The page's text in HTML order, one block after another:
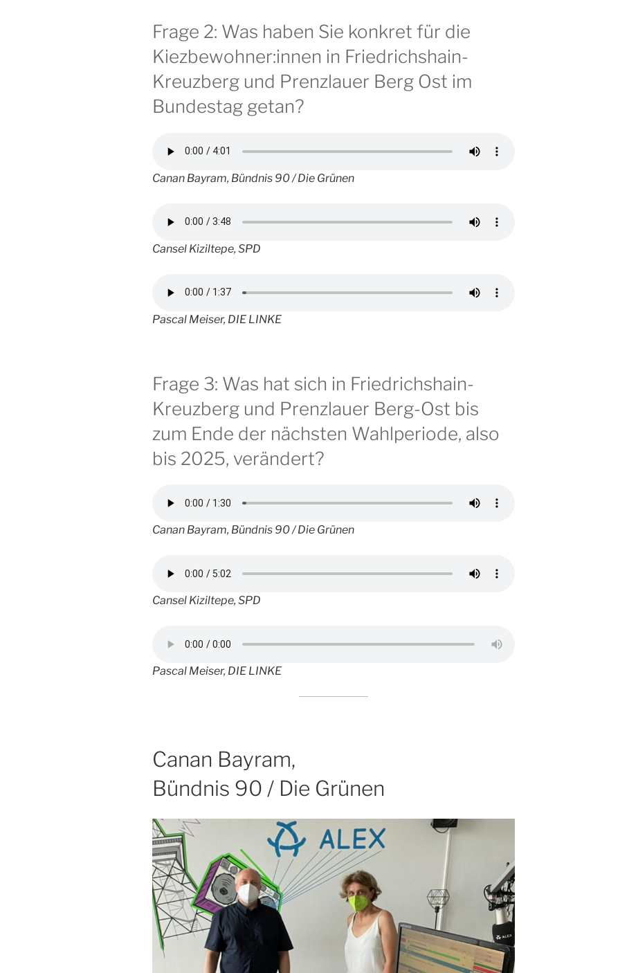
Frage 2: Was haben Sie konkret für die
Kiezbewohner:innen in Friedrichshain-
Kreuzberg und Prenzlauer Berg Ost im
Bundestag getan?
Canan Bayram, Bündnis 90 / Die Grünen
Cansel Kiziltepe, SPD
Pascal Meiser, DIE LINKE
Frage 3: Was hat sich in Friedrichshain-
Kreuzberg und Prenzlauer Berg-Ost bis
zum Ende der nächsten Wahlperiode, also
bis 2025, verändert?
Canan Bayram, Bündnis 90 / Die Grünen
Cansel Kiziltepe, SPD
Pascal Meiser, DIE LINKE
Canan Bayram,
Bündnis 90 / Die Grünen